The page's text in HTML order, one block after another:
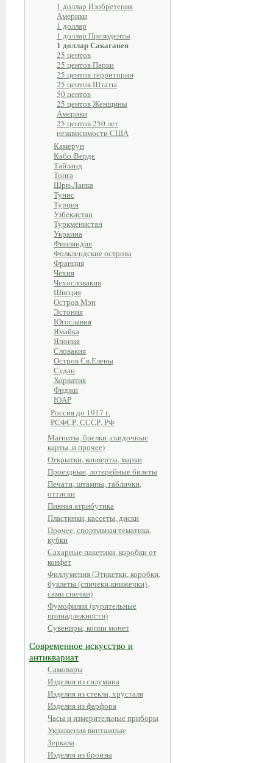
1 доллар Изобретения
Америки
1 доллар
1 доллар Президенты
1 доллар Сакагавея
25 центов
25 центов Парки
25 центов территории
25 центов Штаты
50 центов
25 центов Женщины
Америки
25 центов 250 лет
независимости США
Камерун
Кабо-Верде
Тайланд
Тонга
Шри-Ланка
Тунис
Турция
Узбекистан
Туркменистан
Украина
Финляндия
Фолклендские острова
Франция
Чехия
Чехословакия
Швеция
Остров Мэн
Эстония
Югославия
Ямайка
Япония
Словакия
Остров Св.Елены
Судан
Хорватия
Фиджи
ЮАР
Россия до 1917 г.
РСФСР, СССР, РФ
Магниты, брелки ,скидочные
карты, и прочее)
Открытки, конверты, марки
Проездные, лотерейные билеты
Печати, штампы, таблички,
оттиски
Пивная атрибутика
Пластинки, кассеты, диски
Прочее, спортивная тематика,
кубки
Сахарные пакетики, коробки от
конфет
Филлумения (Этикетки, коробки,
буклеты (спичеки-книжечки),
сами спички)
Фумофилия (курительные
принадлежности)
Сувениры, копии монет
Современное искусство и
антиквариат
Самовары
Изделия из силумина
Изделия из стекла, хрусталя
Изделия из фарфора
Часы и измерительные приборы
Украшения винтажные
Зеркала
Изделия из бронзы